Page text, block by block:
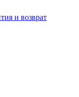
и возврат